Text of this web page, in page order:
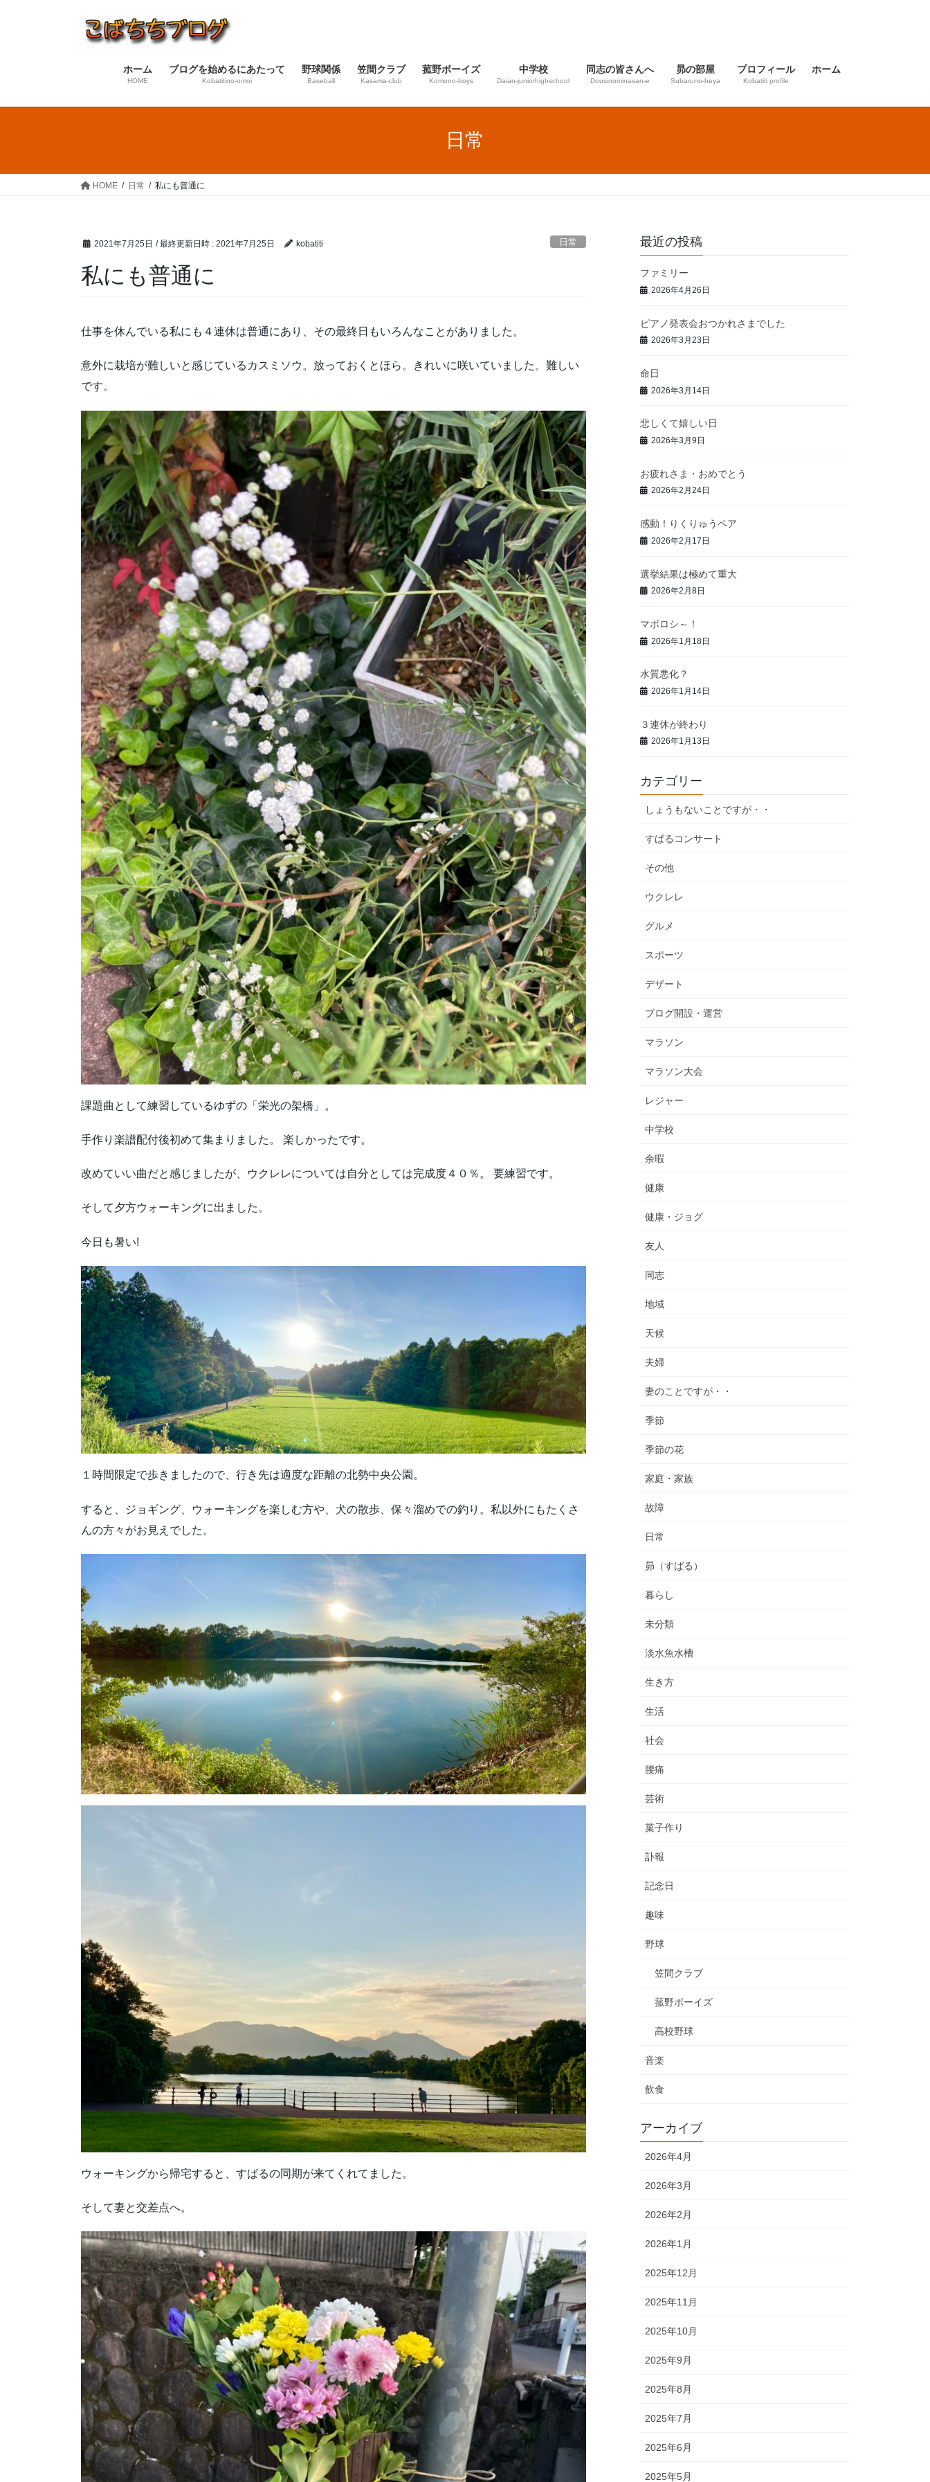
ス
ン
ホーム
HOME
ブログを始めるにあたって
Kobatitino-omoi
野球関係
Baseball
笠間クラブ
Kasama-club
菰野ボーイズ
Komono-boys
中学校
Daian‐juniorhighschool
同志の皆さんへ
Dousinominasan-e
昴の部屋
Subaruno-heya
プロフィール
Kobatiti profile
ホーム
日常
HOME 日常 私にも普通に
2021年7月25日 / 最終更新日時 : 2021年7月25日 kobatiti 日常
私にも普通に
仕事を休んでいる私にも４連休は普通にあり、その最終日もいろんなことがありました。
意外に栽培が難しいと感じているカスミソウ。放っておくとほら。きれいに咲いていました。難しい
です。
課題曲として練習しているゆずの「栄光の架橋」。
手作り楽譜配付後初めて集まりました。 楽しかったです。
改めていい曲だと感じましたが、ウクレレについては自分としては完成度４０％。 要練習です。
そして夕方ウォーキングに出ました。
今日も暑い!
１時間限定で歩きましたので、行き先は適度な距離の北勢中央公園。
すると、ジョギング、ウォーキングを楽しむ方や、犬の散歩、保々溜めでの釣り。私以外にもたくさ
んの方々がお見えでした。
ウォーキングから帰宅すると、すばるの同期が来てくれてました。
そして妻と交差点へ。
最近の投稿
ファミリー
2026年4月26日
ピアノ発表会おつかれさまでした
2026年3月23日
命日
2026年3月14日
悲しくて嬉しい日
2026年3月9日
お疲れさま・おめでとう
2026年2月24日
感動！りくりゅうペア
2026年2月17日
選挙結果は極めて重大
2026年2月8日
マボロシ～！
2026年1月18日
水質悪化？
2026年1月14日
３連休が終わり
2026年1月13日
カテゴリー
しょうもないことですが・・
すばるコンサート
その他
ウクレレ
グルメ
スポーツ
デザート
ブログ開設・運営
マラソン
マラソン大会
レジャー
中学校
余暇
健康
健康・ジョグ
友人
同志
地域
天候
夫婦
妻のことですが・・
季節
季節の花
家庭・家族
故障
日常
昴（すばる）
暮らし
未分類
淡水魚水槽
生き方
生活
社会
腰痛
芸術
菓子作り
訃報
記念日
趣味
野球
笠間クラブ
菰野ボーイズ
高校野球
音楽
飲食
アーカイブ
2026年4月
2026年3月
2026年2月
2026年1月
2025年12月
2025年11月
2025年10月
2025年9月
2025年8月
2025年7月
2025年6月
2025年5月